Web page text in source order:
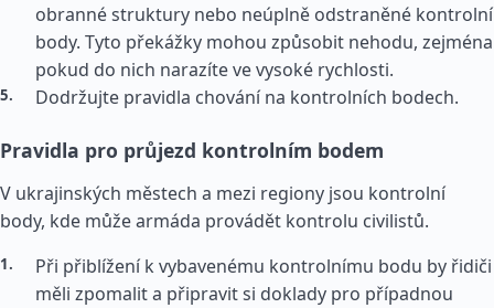
obranné struktury nebo neúplně odstraněné kontrolní
body. Tyto překážky mohou způsobit nehodu, zejména
pokud do nich narazíte ve vysoké rychlosti.
Dodržujte pravidla chování na kontrolních bodech.
Pravidla pro průjezd kontrolním bodem
V ukrajinských městech a mezi regiony jsou kontrolní
body, kde může armáda provádět kontrolu civilistů.
Při přiblížení k vybavenému kontrolnímu bodu by řidiči
měli zpomalit a připravit si doklady pro případnou